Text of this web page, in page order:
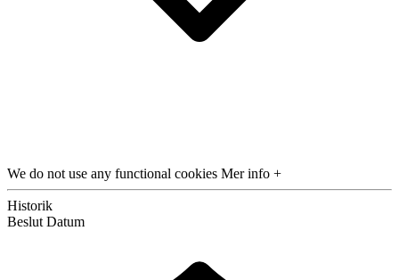
We do not use any functional cookies Mer info +
Historik
Beslut Datum